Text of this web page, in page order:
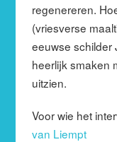
regenereren.
(vriesverse
eeuwse schilder
heerlijk smaken
uitzien.
Voor wie het
van Liempt